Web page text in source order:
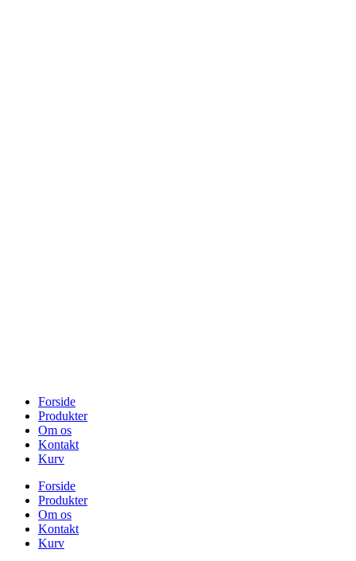
Forside
Produkter
Om os
Kontakt
Kurv
Forside
Produkter
Om os
Kontakt
Kurv